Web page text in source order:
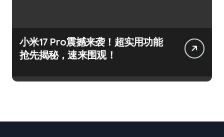
小米17 Pro震撼来袭！超实用功能
抢先揭秘，速来围观！